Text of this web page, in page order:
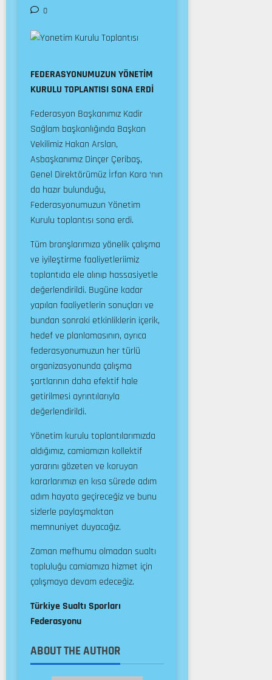
0
FEDERASYONUMUZUN YÖNETİM
KURULU TOPLANTISI SONA ERDİ
Federasyon Başkanımız Kadir
Sağlam başkanlığında Başkan
Vekilimiz Hakan Arslan,
Asbaşkanımız Dinçer Çeribaş,
Genel Direktörümüz İrfan Kara ‘nın
da hazır bulunduğu,
Federasyonumuzun Yönetim
Kurulu toplantısı sona erdi.
Tüm branşlarımıza yönelik çalışma
ve iyileştirme faaliyetleriimiz
toplantıda ele alınıp hassasiyetle
değerlendirildi. Bugüne kadar
yapılan faaliyetlerin sonuçları ve
bundan sonraki etkinliklerin içerik,
hedef ve planlamasının, ayrıca
federasyonumuzun her türlü
organizasyonunda çalışma
şartlarının daha efektif hale
getirilmesi ayrıntılarıyla
değerlendirildi.
Yönetim kurulu toplantılarımızda
aldığımız, camiamızın kollektif
yararını gözeten ve koruyan
kararlarımızı en kısa sürede adım
adım hayata geçireceğiz ve bunu
sizlerle paylaşmaktan
memnuniyet duyacağız.
Zaman mefhumu olmadan sualtı
topluluğu camiamıza hizmet için
çalışmaya devam edeceğiz.
Türkiye Sualtı Sporları
Federasyonu
ABOUT THE AUTHOR